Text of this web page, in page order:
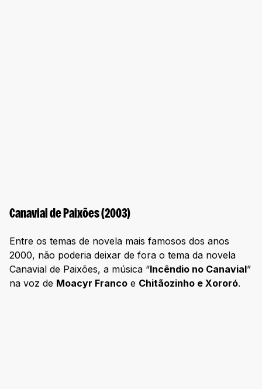
Canavial de Paixões (2003)
Entre os temas de novela mais famosos dos anos
2000, não poderia deixar de fora o tema da novela
Canavial de Paixões, a música “Incêndio no Canavial”
na voz de Moacyr Franco e Chitãozinho e Xororó.